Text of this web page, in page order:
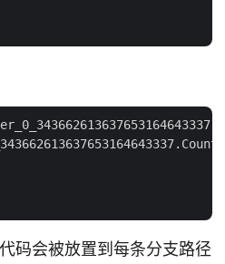
码会被放置到每条分支路径